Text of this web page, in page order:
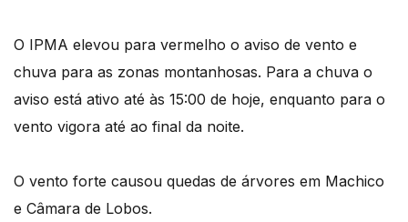
O IPMA elevou para vermelho o aviso de vento e
chuva para as zonas montanhosas. Para a chuva o
aviso está ativo até às 15:00 de hoje, enquanto para o
vento vigora até ao final da noite.
O vento forte causou quedas de árvores em Machico
e Câmara de Lobos.